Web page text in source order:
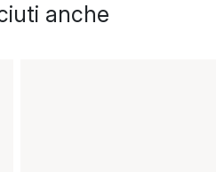
anche